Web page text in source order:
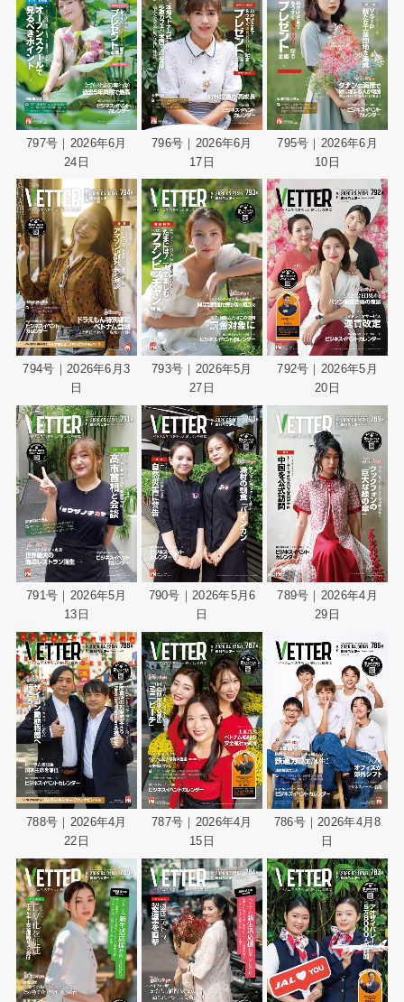
797号｜2026年6月
24日
796号｜2026年6月
17日
795号｜2026年6月
10日
794号｜2026年6月3
日
793号｜2026年5月
27日
792号｜2026年5月
20日
791号｜2026年5月
13日
790号｜2026年5月6
日
789号｜2026年4月
29日
788号｜2026年4月
22日
787号｜2026年4月
15日
786号｜2026年4月8
日